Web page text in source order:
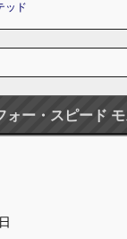
ッド
ォー・スピード